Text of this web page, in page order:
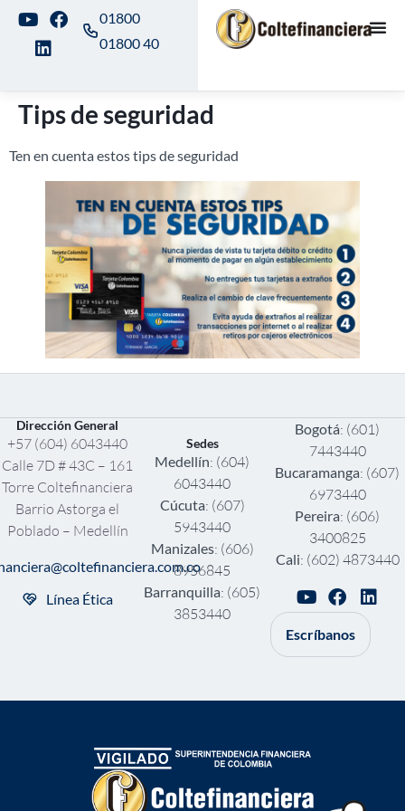
01800
01800 40
Tips de seguridad
Ten en cuenta estos tips de seguridad
Dirección General
+57 (604) 6043440
Calle 7D # 43C – 161
Torre Coltefinanciera
Barrio Astorga el
Poblado – Medellín
Línea Ética
Sedes
Medellín: (604)
6043440
Cúcuta: (607)
5943440
Manizales: (606)
8956845
Barranquilla: (605)
3853440
Bogotá: (601)
7443440
Bucaramanga: (607)
6973440
Pereira: (606)
3400825
Cali: (602) 4873440
Escríbanos